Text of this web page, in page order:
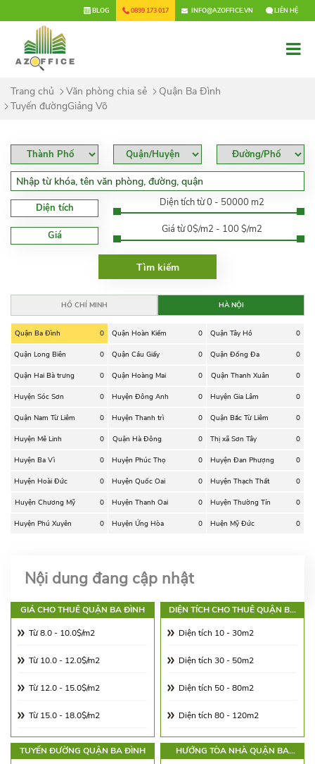
BLOG 0899 173 017 INFO@AZOFFICE.VN LIÊN HỆ×
Trang chủ Văn phòng chia sẻ
Quận Ba Đình
Tuyến đườngGiảng Võ
Diện tích Diện tích từ 0 - 50000 m2
Giá Giá từ 0$/m2 - 100 $/m2
HỒ CHÍ MINH HÀ NỘI
Quận Ba Đình 0 Quận Hoàn Kiếm 0 Quận Tây Hồ 0
Quận Long Biên 0 Quận Cầu Giấy 0 Quận Đống Đa 0
Quận Hai Bà trưng 0 Quận Hoàng Mai 0 Quận Thanh Xuân 0
Huyện Sóc Sơn 0 Huyện Đông Anh 0 Huyện Gia Lâm 0
Quận Nam Từ Liêm 0 Huyện Thanh trì 0 Quận Bắc Từ Liêm 0
Huyện Mê Linh 0 Quận Hà Đông 0 Thị xã Sơn Tây 0
Huyện Ba Vì 0 Huyện Phúc Thọ 0 Huyện Đan Phượng 0
Huyện Hoài Đức 0 Huyện Quốc Oai 0 Huyện Thạch Thất 0
Huyện Chương Mỹ 0 Huyện Thanh Oai 0 Huyện Thường Tín 0
Huyện Phú Xuyên 0 Huyện Ứng Hòa 0 Huện Mỹ Đức 0
Nội dung đang cập nhật
GIÁ CHO THUÊ QUẬN BA ĐÌNH
Từ 8.0 - 10.0$/m2
Từ 10.0 - 12.0$/m2
Từ 12.0 - 15.0$/m2
Từ 15.0 - 18.0$/m2
Từ 18.0 - 21.0$/m2
DIỆN TÍCH CHO THUÊ QUẬN BA
Diện tích 10 - 30m2
Diện tích 30 - 50m2
Diện tích 50 - 80m2
Diện tích 80 - 120m2
Diện tích 120 - 180m2
TUYẾN ĐƯỜNG QUẬN BA ĐÌNH
HƯỚNG TÒA NHÀ QUẬN BA